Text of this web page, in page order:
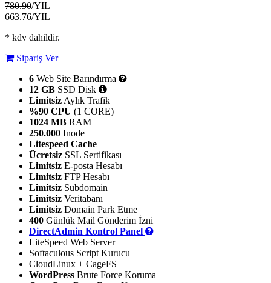
780.90/YIL
663.76/YIL
* kdv dahildir.
Sipariş Ver
6 Web Site Barındırma
12 GB SSD Disk
Limitsiz Aylık Trafik
%90 CPU (1 CORE)
1024 MB RAM
250.000 Inode
Litespeed Cache
Ücretsiz SSL Sertifikası
Limitsiz E-posta Hesabı
Limitsiz FTP Hesabı
Limitsiz Subdomain
Limitsiz Veritabanı
Limitsiz Domain Park Etme
400 Günlük Mail Gönderim İzni
DirectAdmin Kontrol Panel
LiteSpeed Web Server
Softaculous Script Kurucu
CloudLinux + CageFS
WordPress Brute Force Koruma